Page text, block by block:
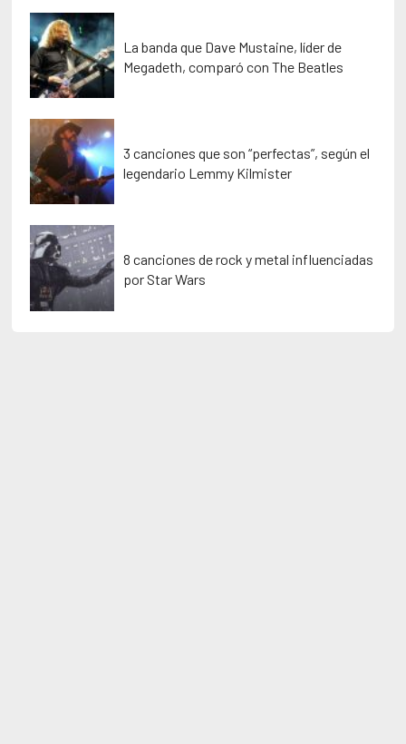
La banda que Dave Mustaine, líder de
Megadeth, comparó con The Beatles
3 canciones que son “perfectas”, según el
legendario Lemmy Kilmister
8 canciones de rock y metal influenciadas
por Star Wars